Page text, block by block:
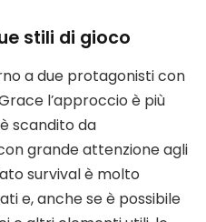
stili di gioco
a due protagonisti con
l’approccio è più
scandito da
grande attenzione agli
survival è molto
e, anche se è possibile